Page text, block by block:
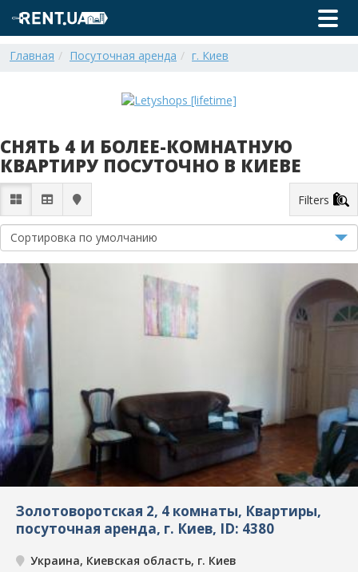
Главная Посуточная аренда г. Киев
СНЯТЬ 4 И БОЛЕЕ-КОМНАТНУЮ
КВАРТИРУ ПОСУТОЧНО В КИЕВЕ
Filters
Золотоворотская 2, 4 комнаты, Квартиры,
посуточная аренда, г. Киев, ID: 4380
Украина, Киевская область, г. Киев